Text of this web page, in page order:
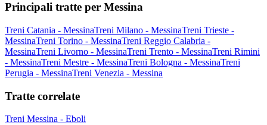
Principali tratte per Messina
Treni Catania - MessinaTreni Milano - MessinaTreni Trieste -
MessinaTreni Torino - MessinaTreni Reggio Calabria -
MessinaTreni Livorno - MessinaTreni Trento - MessinaTreni Rimini
- MessinaTreni Mestre - MessinaTreni Bologna - MessinaTreni
Perugia - MessinaTreni Venezia - Messina
Tratte correlate
Treni Messina - Eboli